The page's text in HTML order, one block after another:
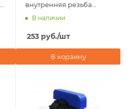
внутренняя резьба
1"х3/4" ДУ 26 мм Valfex
В наличии
253 руб./шт
В корзину